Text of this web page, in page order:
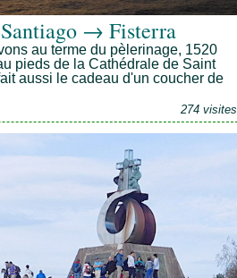
→ Fisterra
au terme du pèlerinage, 1520
pieds de la Cathédrale de Saint
aussi le cadeau d'un coucher de
274 visites